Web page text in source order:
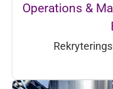
Operations &